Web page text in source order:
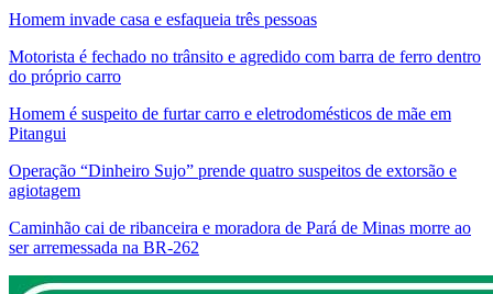
Homem invade casa e esfaqueia três pessoas
Motorista é fechado no trânsito e agredido com barra de ferro dentro
do próprio carro
Homem é suspeito de furtar carro e eletrodomésticos de mãe em
Pitangui
Operação “Dinheiro Sujo” prende quatro suspeitos de extorsão e
agiotagem
Caminhão cai de ribanceira e moradora de Pará de Minas morre ao
ser arremessada na BR-262